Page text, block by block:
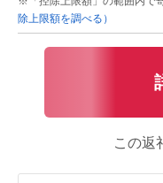
除上限額を調べる）
この返